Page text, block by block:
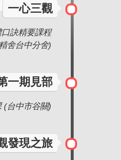
一心三觀
訣精要課程
舍台中分舍)
一期見部
(台中市谷關)
發現之旅